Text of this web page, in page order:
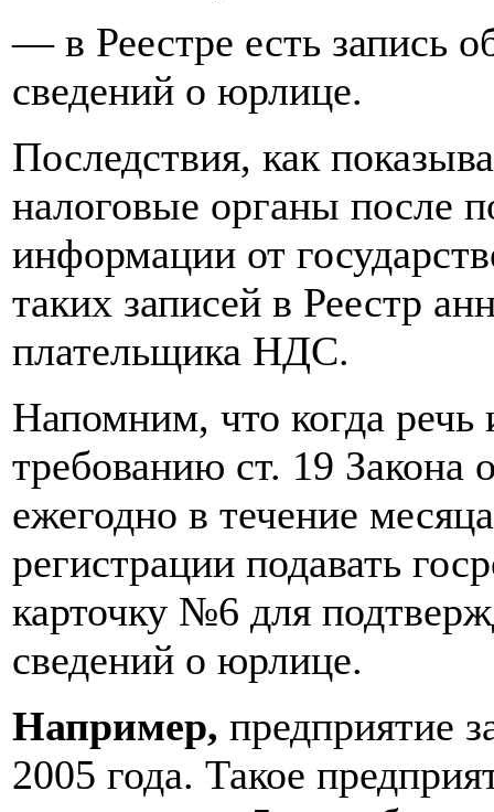
— в Реестре есть запись
сведений о юрлице.
Последствия, как
налоговые органы после
информации от
таких записей в Реестр
плательщика НДС.
Напомним, что когда
требованию ст. 19 Закона
ежегодно в течение
регистрации подавать
карточку №6 для
сведений о юрлице.
Например, предприятие
2005 года. Такое